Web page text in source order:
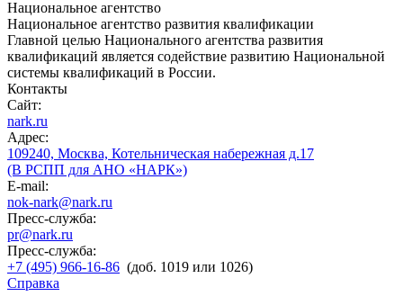
Национальное агентство
Национальное агентство развития квалификации
Главной целью Национального агентства развития
квалификаций является содействие развитию Национальной
системы квалификаций в России.
Контакты
Сайт:
nark.ru
Адрес:
109240, Москва, Котельническая набережная д.17
(В РСПП для АНО «НАРК»)
E-mail:
nok-nark@nark.ru
Пресс-служба:
pr@nark.ru
Пресс-служба:
+7 (495) 966-16-86 (доб. 1019 или 1026)
Справка